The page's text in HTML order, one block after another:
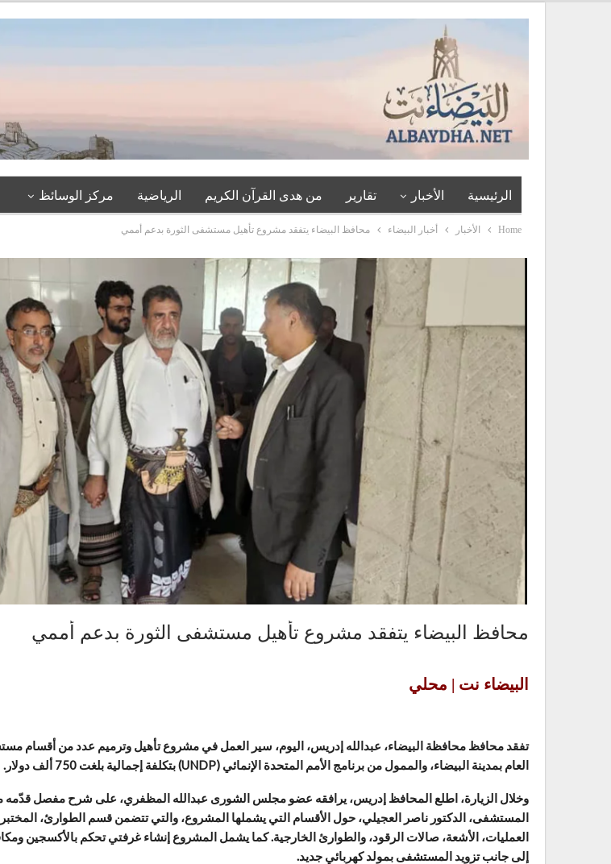
الرئيسية الأخبار تقارير من هدى القرآن الكريم الرياضية مركز الوسائظ
Home الأخبار أخبار البيضاء محافظ البيضاء يتفقد مشروع تأهيل مستشفى الثورة بدعم أممي
محافظ البيضاء يتفقد مشروع تأهيل مستشفى الثورة بدعم أممي
البيضاء نت | محلي
تفقد محافظ محافظة البيضاء، عبدالله إدريس، اليوم، سير العمل في مشروع تأهيل وترميم عدد من أقسام
العام بمدينة البيضاء، والممول من برنامج الأمم المتحدة الإنمائي (UNDP) بتكلفة إجمالية بلغت 750 ألف دولار.
وخلال الزيارة، اطلع المحافظ إدريس، يرافقه عضو مجلس الشورى عبدالله المظفري، على شرح مفصل قدّمه
المستشفى، الدكتور ناصر العجيلي، حول الأقسام التي يشملها المشروع، والتي تتضمن قسم الطوارئ،
العمليات، الأشعة، صالات الرقود، والطوارئ الخارجية. كما يشمل المشروع إنشاء غرفتي تحكم بالأكسجين
إلى جانب تزويد المستشفى بمولد كهربائي جديد.